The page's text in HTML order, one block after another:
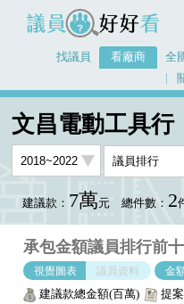
議員好好看
找議員 看廠商 全
文昌電動工具行
建議款： 7萬元 總件數： 2
承包金額議員排行前
視覺圖表 議員資料 金
建議款總金額(百萬) 提